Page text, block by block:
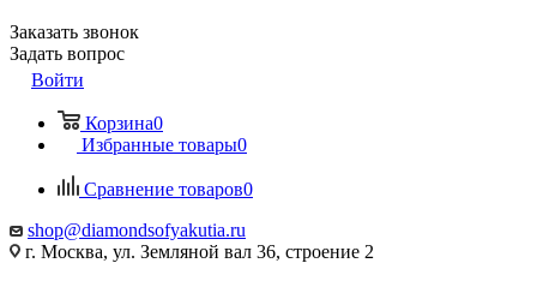
Заказать звонок
Задать вопрос
Войти
Корзина0
Избранные товары0
Сравнение товаров0
shop@diamondsofyakutia.ru
г. Москва, ул. Земляной вал 36, строение 2